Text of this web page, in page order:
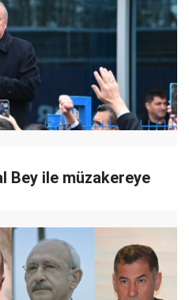
Bey ile müzakereye